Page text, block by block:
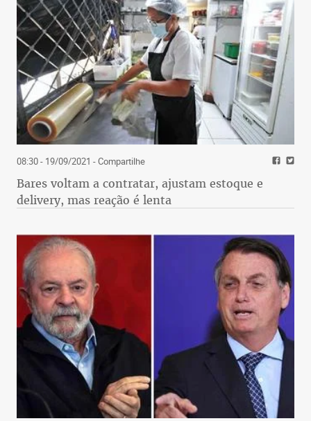
08:30 - 19/09/2021 - Compartilhe
Bares voltam a contratar, ajustam estoque e
delivery, mas reação é lenta